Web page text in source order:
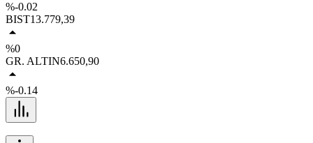
18:18
Yeniköy Sahili’nden gökyüzüne çevre mesajı: 25 bini aşkın kişi
Perseid Meteor Yağmuru’nu izledi
%-0.02
BIST13.779,39
%0
GR. ALTIN6.650,90
%-0.14